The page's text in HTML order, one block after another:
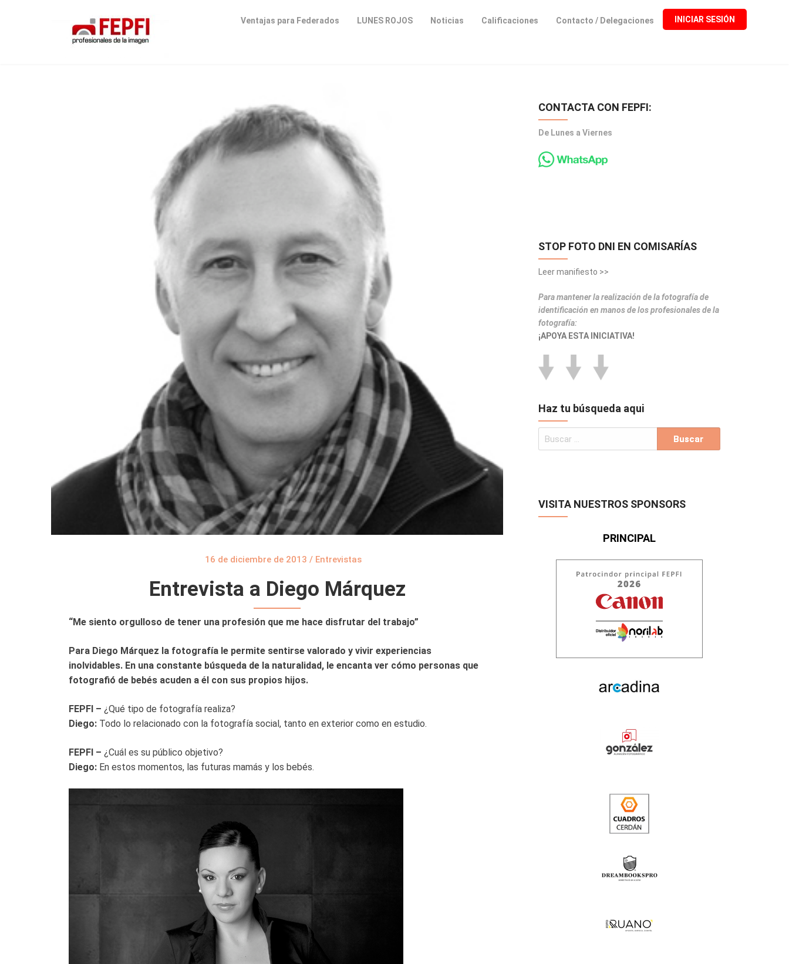
Ventajas para Federados LUNES ROJOS Noticias Calificaciones Contacto / Delegaciones INICIAR SESIÓN
16 de diciembre de 2013 / Entrevistas
Entrevista a Diego Márquez
“Me siento orgulloso de tener una profesión que me hace disfrutar del trabajo”
Para Diego Márquez la fotografía le permite sentirse valorado y vivir experiencias
inolvidables. En una constante búsqueda de la naturalidad, le encanta ver cómo personas que
fotografió de bebés acuden a él con sus propios hijos.
FEPFI – ¿Qué tipo de fotografía realiza?
Diego: Todo lo relacionado con la fotografía social, tanto en exterior como en estudio.
FEPFI – ¿Cuál es su público objetivo?
Diego: En estos momentos, las futuras mamás y los bebés.
CONTACTA CON FEPFI:
De Lunes a Viernes
STOP FOTO DNI EN COMISARÍAS
Leer manifiesto >>
Para mantener la realización de la fotografía de
identificación en manos de los profesionales de la
fotografía:
¡APOYA ESTA INICIATIVA!
Haz tu búsqueda aqui
VISITA NUESTROS SPONSORS
PRINCIPAL